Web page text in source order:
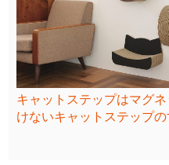
キャットステップはマグ
けないキャットステップの